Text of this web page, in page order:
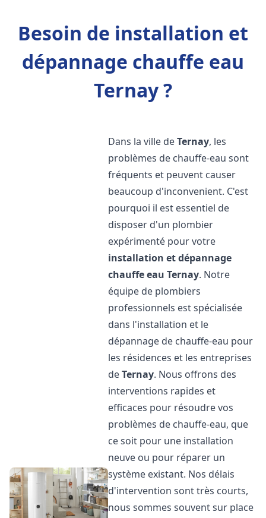
Besoin de installation et
dépannage chauffe eau
Ternay ?
Dans la ville deTernay, les
problèmes de chauffe-eau sont
fréquents et peuvent causer
beaucoup d'inconvenient. C'est
pourquoi il est essentiel de
disposer d'un plombier
expérimenté pour votre
installation et dépannage
chauffe eau Ternay. Notre
équipe de plombiers
professionnels est spécialisée
dans l'installation et le
dépannage de chauffe-eau pour
les résidences et les entreprises
deTernay. Nous offrons des
interventions rapides et
efficaces pour résoudre vos
problèmes de chauffe-eau, que
ce soit pour une installation
neuve ou pour réparer un
système existant. Nos délais
d'intervention sont très courts,
nous sommes souvent sur place